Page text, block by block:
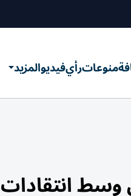
منوعاترأيفيديوالمزيد
وسط انتقادات